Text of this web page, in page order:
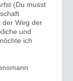
(Du musst
der Weg der
und
ich